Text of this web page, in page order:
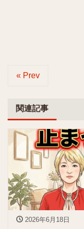
« Prev
関連記事
2026年6月18日